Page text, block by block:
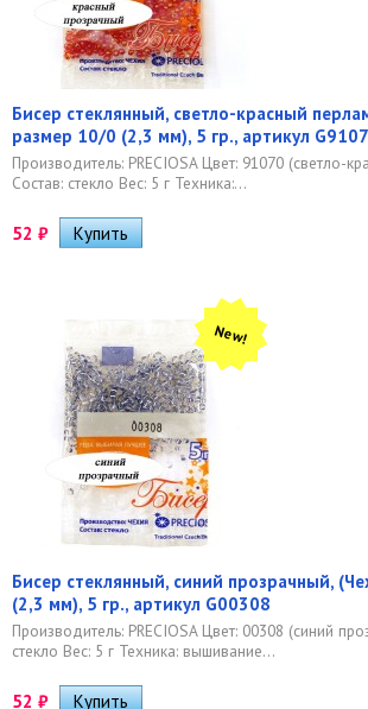
Бисер стеклянный, светло-красный
размер 10/0 (2,3 мм), 5 гр., артикул
Производитель: PRECIOSA Цвет: 91070 (светло-
Состав: стекло Вес: 5 г Техника:...
52 ₽
New!
Бисер стеклянный, синий прозрачный,
(2,3 мм), 5 гр., артикул G00308
Производитель: PRECIOSA Цвет: 00308 (синий
стекло Вес: 5 г Техника: вышивание...
52 ₽